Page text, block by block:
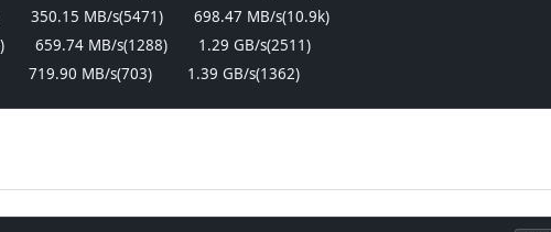
350.15 MB/s(5471)       698.47 MB/s(10.9k)
659.74 MB/s(1288)       1.29 GB/s(2511)
719.90 MB/s(703)        1.39 GB/s(1362)